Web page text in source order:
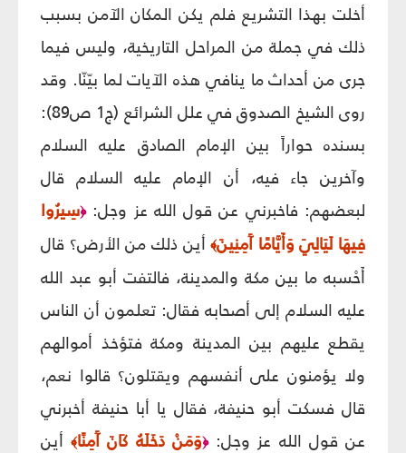
أخلت بهذا التشريع فلم يكن المكان الآمن بسبب
ذلك في جملة من المراحل التاريخية، وليس فيما
جرى من أحداث ما ينافي هذه الآيات لما بيّنّا. وقد
روى الشيخ الصدوق في علل الشرائع (ج‏1 ص‏89):
بسنده حواراً بين الإمام الصادق عليه السلام
وآخرين جاء فيه، أن الإمام عليه السلام قال
لبعضهم: فاخبرني عن قول الله عز وجل:﴿سِيرُوا
فِيهَا لَيَالِيَ وَأَيَّامًا آَمِنِينَ﴾أين ذلك من الأرض؟ قال
أَحْسبه ما بين مكة والمدينة، فالتفت أبو عبد الله
عليه السلام إلى أصحابه فقال: تعلمون أن الناس
يقطع عليهم بين المدينة ومكة فتؤخذ أموالهم
ولا يؤمنون على أنفسهم ويقتلون؟ قالوا نعم،
قال فسكت أبو حنيفة، فقال يا أبا حنيفة أخبرني
عن قول الله عز وجل:﴿وَمَنْ دَخَلَهُ كَانَ آَمِنًا﴾أين